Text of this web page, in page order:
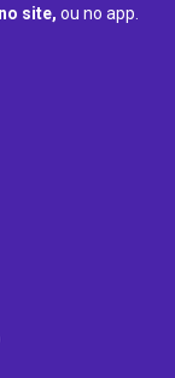
site, ou no app.